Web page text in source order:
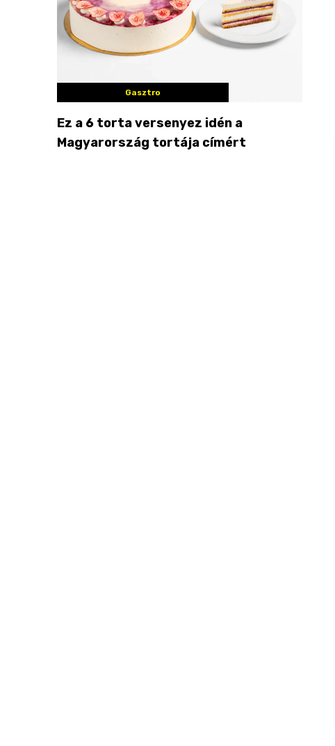
Gasztro
Ez a 6 torta versenyez idén a
Magyarország tortája címért